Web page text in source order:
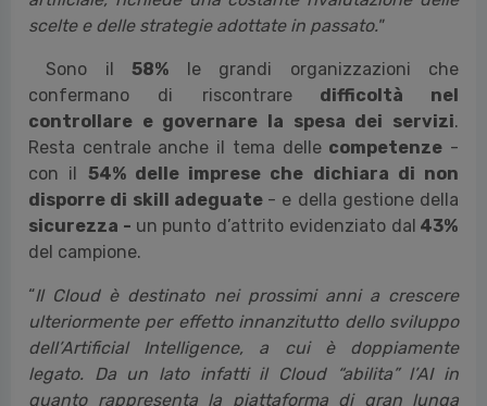
che osserviamo è un percorso di trasformazione ben
avviato, ma non certamente concluso. Da una parte,
ci sono strategie di migrazione del parco applicativo
che devono essere portate a termine; dall'altra, la
continua evoluzione dei servizi offerti dai Cloud
Provider, in particolare legata all'espansione delle
soluzioni SaaS e allo sviluppo dell'intelligenza
artificiale, richiede una costante rivalutazione delle
scelte e delle strategie adottate in passato."
Sono il58%
confermano di riscontraredifficoltà nel
controllare e governare la spesa dei servizi.
Resta centrale anche il tema dellecompetenze-
con il
54% delle imprese che dichiara di non
disporre di skill adeguate- e della gestione della